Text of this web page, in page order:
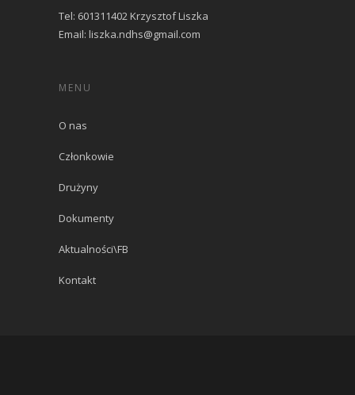
Tel: 601311402 Krzysztof Liszka
Email: liszka.ndhs@gmail.com
MENU
O nas
Członkowie
Drużyny
Dokumenty
Aktualności\FB
Kontakt